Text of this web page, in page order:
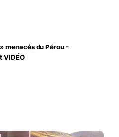
menacés du Pérou -
VIDÉO